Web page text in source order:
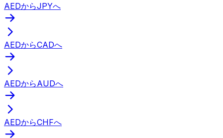
AEDからJPYへ
AEDからCADへ
AEDからAUDへ
AEDからCHFへ